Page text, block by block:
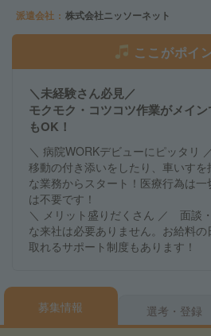
派遣会社
株式会社ニッソーネット
ここがポイ
＼未経験さん必見／
モクモク・コツコツ作業がメイ
もOK！
＼ 病院WORKデビューにピッタリ
移動の付き添いをしたり、車いす
な業務からスタート！医療行為は
は不要です！
＼ メリット盛りだくさん ／ 面談
な来社は必要ありません。お給料
取れるサポート制度もあります！
募集情報 選考・登録